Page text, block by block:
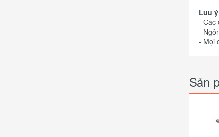
Luu
- Các
-
- Mọi
Sản